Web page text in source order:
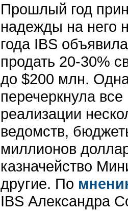
Прошлый год
надежды на него
года IBS
продать 20-30%
до $200 млн.
перечеркнула
реализации
ведомств,
миллионов
казначейство
другие. По
IBS Александра